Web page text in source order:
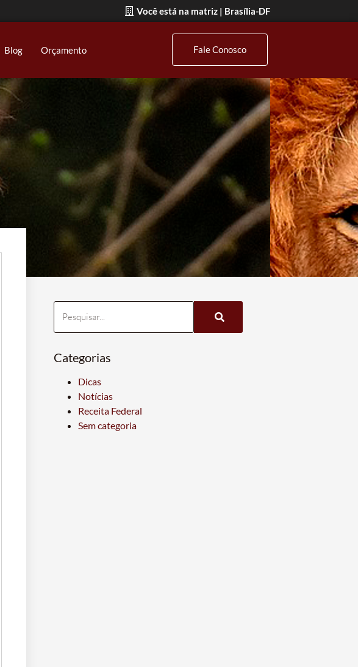
Você está na matriz | Brasília-DF
Blog Orçamento Fale Conosco
Categorias
Dicas
Notícias
Receita Federal
Sem categoria